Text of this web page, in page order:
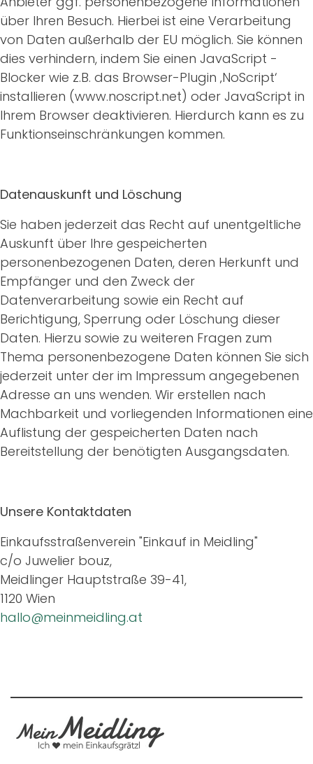
über Ihren Besuch. Hierbei ist eine Verarbeitung
von Daten außerhalb der EU möglich. Sie können
dies verhindern, indem Sie einen JavaScript -
Blocker wie z.B. das Browser-Plugin ‚NoScript‘
installieren (www.noscript.net) oder JavaScript in
Ihrem Browser deaktivieren. Hierdurch kann es zu
Funktionseinschränkungen kommen.
Datenauskunft und Löschung
Sie haben jederzeit das Recht auf unentgeltliche
Auskunft über Ihre gespeicherten
personenbezogenen Daten, deren Herkunft und
Empfänger und den Zweck der
Datenverarbeitung sowie ein Recht auf
Berichtigung, Sperrung oder Löschung dieser
Daten. Hierzu sowie zu weiteren Fragen zum
Thema personenbezogene Daten können Sie sich
jederzeit unter der im Impressum angegebenen
Adresse an uns wenden. Wir erstellen nach
Machbarkeit und vorliegenden Informationen eine
Auflistung der gespeicherten Daten nach
Bereitstellung der benötigten Ausgangsdaten.
Unsere Kontaktdaten
Einkaufsstraßenverein "Einkauf in Meidling"
c/o Juwelier bouz,
Meidlinger Hauptstraße 39-41,
1120 Wien
hallo@meinmeidling.at